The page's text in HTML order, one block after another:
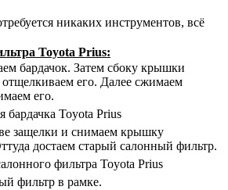
никаких инструментов, всё
Toyota Prius:
бардачок. Затем сбоку крышки
его. Далее сжимаем
его.
защелки и снимаем крышку
достаем старый салонный фильтр.
фильтр в рамке.